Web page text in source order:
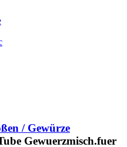
/ Gewürze
Gewuerzmisch.fuer